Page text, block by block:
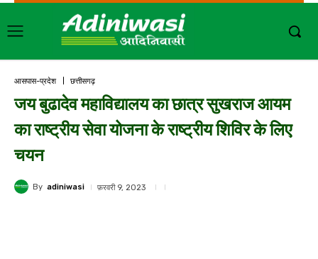
आसपास-प्रदेश छत्तीसगढ़
जय बुढादेव महाविद्यालय का छात्र सुखराज आयम
का राष्ट्रीय सेवा योजना के राष्ट्रीय शिविर के लिए
चयन
By adiniwasi फ़रवरी 9, 2023